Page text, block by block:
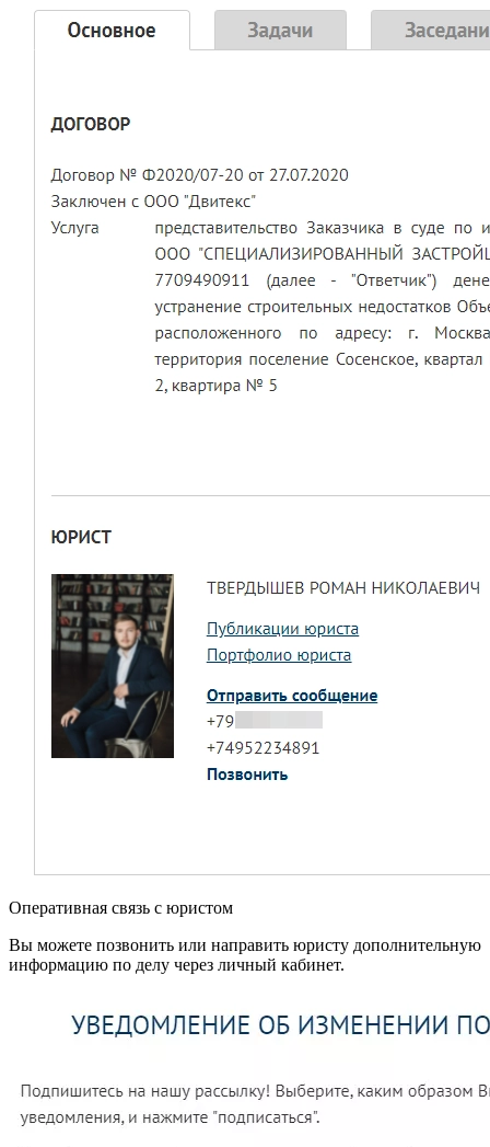
Оперативная связь с юристом
Вы можете позвонить или направить юристу дополнительную
информацию по делу через личный кабинет.